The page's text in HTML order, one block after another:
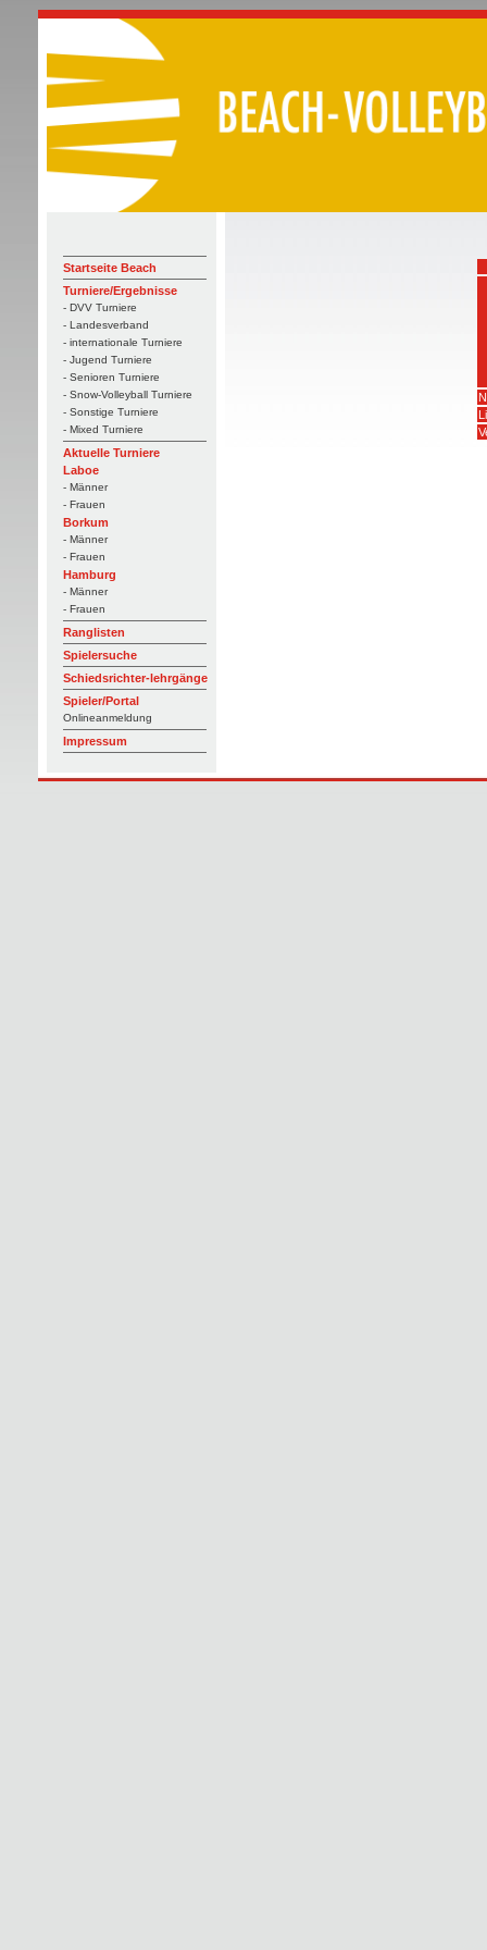
Startseite Beach
Turniere/Ergebnisse
- DVV Turniere
- Landesverband
- internationale Turniere
- Jugend Turniere
- Senioren Turniere
- Snow-Volleyball Turniere
- Sonstige Turniere
- Mixed Turniere
Aktuelle Turniere
Laboe
- Männer
- Frauen
Borkum
- Männer
- Frauen
Hamburg
- Männer
- Frauen
Ranglisten
Spielersuche
Schiedsrichter-lehrgänge
Spieler/Portal
Onlineanmeldung
Impressum